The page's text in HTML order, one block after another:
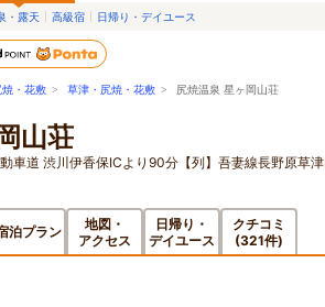
・露天 高級宿 日帰り・デイユース
・花敷 > 草津・尻焼・花敷 > 尻焼温泉 星ヶ岡山荘
山荘
動車道 渋川伊香保ICより90分【列】吾妻線長野原草
泊プラン
地図・
アクセス
日帰り・
デイユース
クチコミ
(321件)